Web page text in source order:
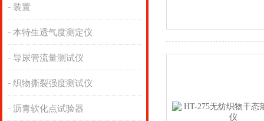
装置
本特生透气度测定仪
导尿管流量测试仪
织物撕裂强度测试仪
沥青软化点试验器